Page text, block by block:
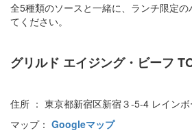
全5種類のソースと一緒に、ランチ限定
てください。
グリルド エイジング・ビーフ
住所 ： 東京都新宿区新宿３-5-4 レイン
マップ： Googleマップ